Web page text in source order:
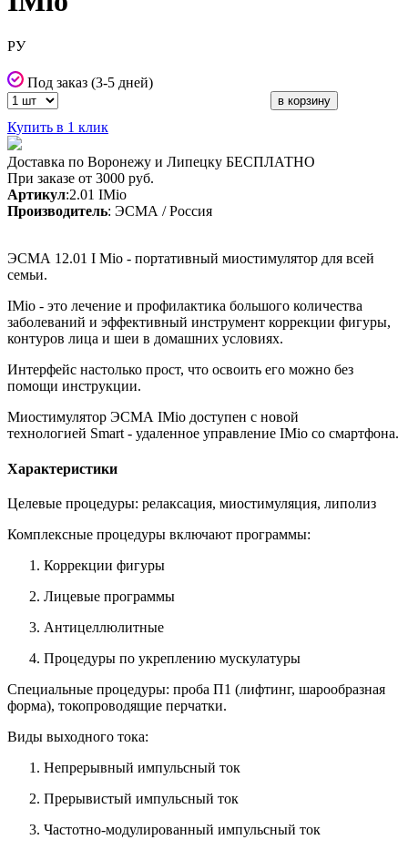
РУ
Под заказ (3-5 дней)
Купить в 1 клик
Доставка по Воронежу и Липецку БЕСПЛАТНО
При заказе от 3000 руб.
Артикул:2.01 IMio
Производитель: ЭСМА / Россия
ЭСМА 12.01 I Mio - портативный миостимулятор для всей
семьи.
IMio - это лечение и профилактика большого количества
заболеваний и эффективный инструмент коррекции фигуры,
контуров лица и шеи в домашних условиях.
Интерфейс настолько прост, что освоить его можно без
помощи инструкции.
Миостимулятор ЭСМА IMio доступен с новой
технологией Smart - удаленное управление IMio со смартфона.
Характеристики
Целевые процедуры: релаксация, миостимуляция, липолиз
Комплексные процедуры включают программы:
Коррекции фигуры
Лицевые программы
Антицеллюлитные
Процедуры по укреплению мускулатуры
Специальные процедуры: проба П1 (лифтинг, шарообразная
форма), токопроводящие перчатки.
Виды выходного тока:
Непрерывный импульсный ток
Прерывистый импульсный ток
Частотно-модулированный импульсный ток